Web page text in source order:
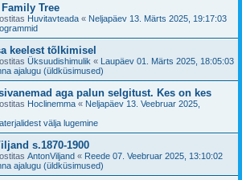
Tree
Huvitavteada « Neljapäev 13. Märts 2025, 19:17:03
keelest tõlkimisel
Üksuudishimulik « Laupäev 01. Märts 2025, 18:05:03
ajalugu (üldküsimused)
aga palun selgitust. Kes on kes
Hoclinemma « Neljapäev 13. Veebruar 2025,
välja lugemine
s.1870-1900
AntonViljand « Reede 07. Veebruar 2025, 13:10:02
ajalugu (üldküsimused)